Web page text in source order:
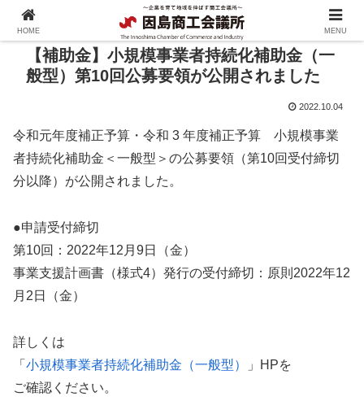
【補助金】小規模事業者持続化補助金（一
般型）第10回公募要領が公開されました
2022.10.04
令和元年度補正予算・令和 3 年度補正予算 小規模事業
者持続化補助金＜一般型＞の公募要領（第10回受付締切
分以降）が公開されました。
●申請受付締切
第10回：2022年12月9日（金）
事業支援計画書（様式4）発行の受付締切：原則2022年12
月2日（金）
詳しくは
「 小規模事業者持続化補助金（一般型）
」HPを
ご確認ください。
HOME MENU